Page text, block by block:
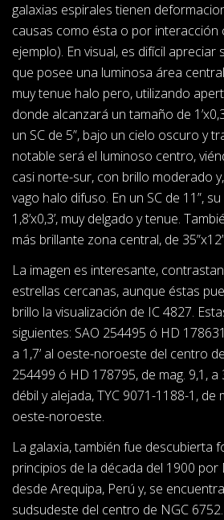
galaxias espirales tienen
causas como ésta o por interacción
ejemplo). En visual, es difícil apreciar
que posee una luminosa área
muy tenue halo pero, utilizando
donde alcanzará un tamaño de
un SC de 5”, bajo un cielo oscuro y
notable será el luminoso centro,
casi norte-sur, con brillo moderado
vago halo difuso. En un SC de 11”,
1,8’x0,3’, muy delgado y tenue.
más brillante zona central, de
La imagen es interesante,
estrellas cercanas, aunque éstas
brillo la visualización de IC 4827.
siguientes: SAO 254495 ó HD
a 1,7’ al oeste-noroeste del centro
254499 ó HD 178795, de mag. 9,1, a
débil y alejada, TYC 9071-1188-1, de
oeste-noroeste.
La galaxia, también fue descubierta
principios de la década del 1900 por
desde Arequipa, Perú y, se
sudsudeste del centro de NGC 6752.